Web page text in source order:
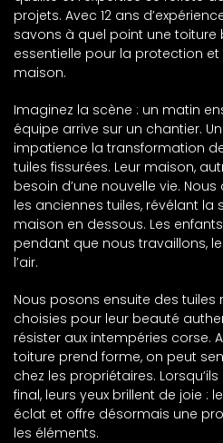
projets. Avec 12 ans
savons à quel point une toiture
essentielle pour la protection et
maison.
Imaginez la scène : un matin
équipe arrive sur un chantier.
impatience la transformation
tuiles fissurées. Leur maison,
besoin d’une nouvelle vie.
les anciennes tuiles, révélant la
maison en dessous. Les
pendant que nous travaillons,
l’air.
Nous posons ensuite des
choisies pour leur beauté
résister aux intempéries corse.
toiture prend forme, on peut
chez les propriétaires.
final, leurs yeux brillent de joie :
éclat et offre désormais une
les éléments.